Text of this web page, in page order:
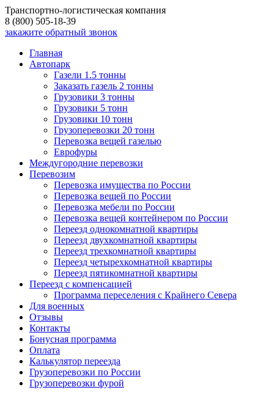
Транспортно-логистическая компания
8 (800) 505-18-39
закажите обратный звонок
Главная
Автопарк
Газели 1.5 тонны
Заказать газель 2 тонны
Грузовики 3 тонны
Грузовики 5 тонн
Грузовики 10 тонн
Грузоперевозки 20 тонн
Перевозка вещей газелью
Еврофуры
Междугородние перевозки
Перевозим
Перевозка имущества по России
Перевозка вещей по России
Перевозка мебели по России
Перевозка вещей контейнером по России
Переезд однокомнатной квартиры
Переезд двухкомнатной квартиры
Переезд трехкомнатной квартиры
Переезд четырехкомнатной квартиры
Переезд пятикомнатной квартиры
Переезд с компенсацией
Программа переселения с Крайнего Севера
Для военных
Отзывы
Контакты
Бонусная программа
Оплата
Калькулятор переезда
Грузоперевозки по России
Грузоперевозки фурой